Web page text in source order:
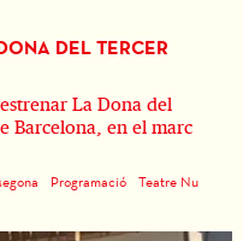
DEL TERCER
La Dona del
Barcelona, en el marc
Programació Teatre Nu